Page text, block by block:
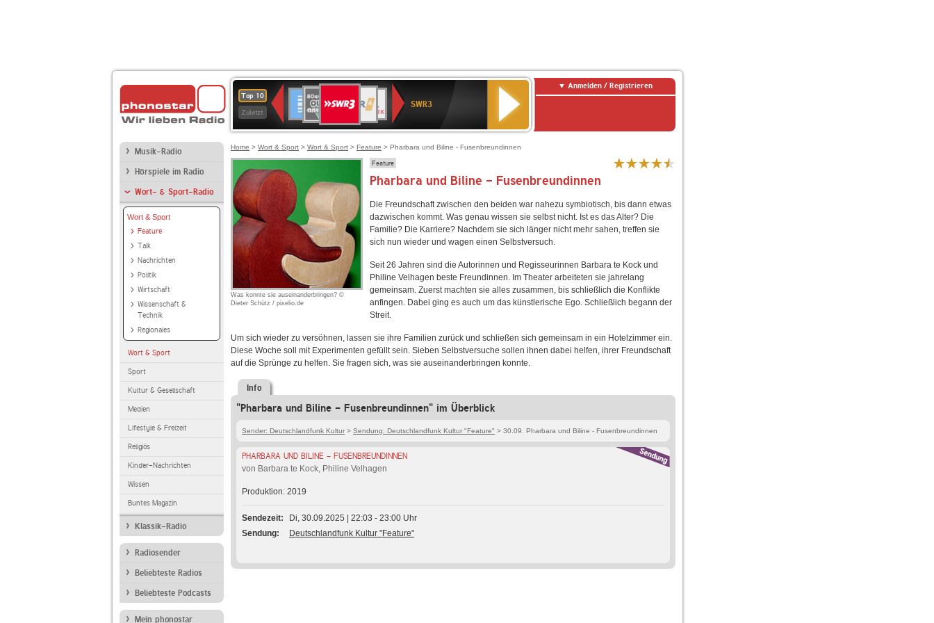
Top 10
Zuletzt
Deutschlandfunk
80er
90er
OLDIE
ANTENNE
4
KLASSIK
SWR
Kultur
NDR
2
SWR3
Anmelden / Registrieren
Musik-Radio
Hörspiele im Radio
Wort- & Sport-Radio
Wort & Sport
Feature
Talk
Nachrichten
Politik
Wirtschaft
Wissenschaft &
Technik
Regionales
Wort & Sport
Sport
Kultur & Gesellschaft
Medien
Lifestyle & Freizeit
Religiös
Kinder-Nachrichten
Wissen
Buntes Magazin
Klassik-Radio
Radiosender
Beliebteste Radios
Beliebteste Podcasts
Mein phonostar
Home > Wort & Sport > Wort & Sport > Feature > Pharbara und Biline - Fusenbreundinnen
Was konnte sie auseinanderbringen? ©
Dieter Schütz / pixelio.de
Feature
Pharbara und Biline - Fusenbreundinnen
Die Freundschaft zwischen den beiden war nahezu symbiotisch, bis dann etwas
dazwischen kommt. Was genau wissen sie selbst nicht. Ist es das Alter? Die
Familie? Die Karriere? Nachdem sie sich länger nicht mehr sahen, treffen sie
sich nun wieder und wagen einen Selbstversuch.
Seit 26 Jahren sind die Autorinnen und Regisseurinnen Barbara te Kock und
Philine Velhagen beste Freundinnen. Im Theater arbeiteten sie jahrelang
gemeinsam. Zuerst machten sie alles zusammen, bis schließlich die Konflikte
anfingen. Dabei ging es auch um das künstlerische Ego. Schließlich begann der
Streit.
Um sich wieder zu versöhnen, lassen sie ihre Familien zurück und schließen sich gemeinsam in ein Hotelzimmer ein.
Diese Woche soll mit Experimenten gefüllt sein. Sieben Selbstversuche sollen ihnen dabei helfen, ihrer Freundschaft
auf die Sprünge zu helfen. Sie fragen sich, was sie auseinanderbringen konnte.
Info
"Pharbara und Biline - Fusenbreundinnen" im Überblick
Sender: Deutschlandfunk Kultur > Sendung: Deutschlandfunk Kultur "Feature" > 30.09. Pharbara und Biline - Fusenbreundinnen
PHARBARA UND BILINE - FUSENBREUNDINNEN
von Barbara te Kock, Philine Velhagen
Produktion: 2019
Sendezeit
Di, 30.09.2025 | 22:03 - 23:00 Uhr
Sendung
Deutschlandfunk Kultur "Feature"